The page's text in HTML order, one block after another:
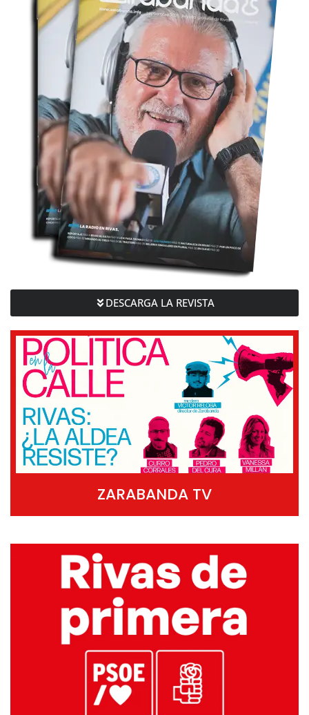
DESCARGA LA REVISTA
ZARABANDA TV